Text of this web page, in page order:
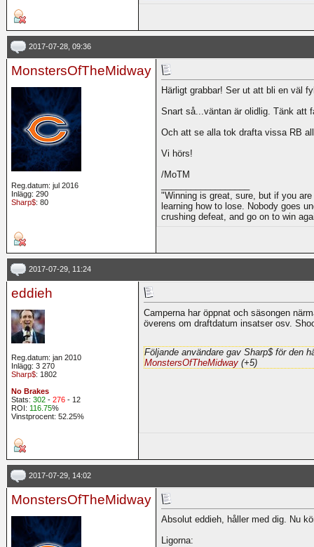
2017-07-28, 09:36
MonstersOfTheMidway
Reg.datum: jul 2016
Inlägg: 290
Sharp$: 80
Härligt grabbar! Ser ut att bli en väl
Snart så...väntan är olidlig. Tänk att
Och att se alla tok drafta vissa RB
Vi hörs!
/MoTM
"Winning is great, sure, but if you
learning how to lose. Nobody goes
crushing defeat, and go on to win
2017-07-29, 11:24
eddieh
Reg.datum: jan 2010
Inlägg: 3 270
Sharp$: 1802
No Brakes
Stats: 302 - 276 - 12
ROI: 116.75%
Vinstprocent: 52.25%
Camperna har öppnat och säsongen
överens om draftdatum insatser osv.
Följande användare gav Sharp$ för den
MonstersOfTheMidway (+5)
2017-07-29, 14:02
MonstersOfTheMidway
Absolut eddieh, håller med dig. Nu
Ligorna: